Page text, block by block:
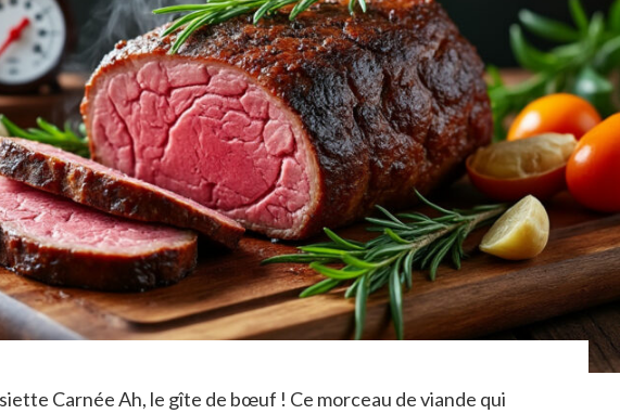
Carnée Ah, le gîte de bœuf ! Ce morceau de viande qui